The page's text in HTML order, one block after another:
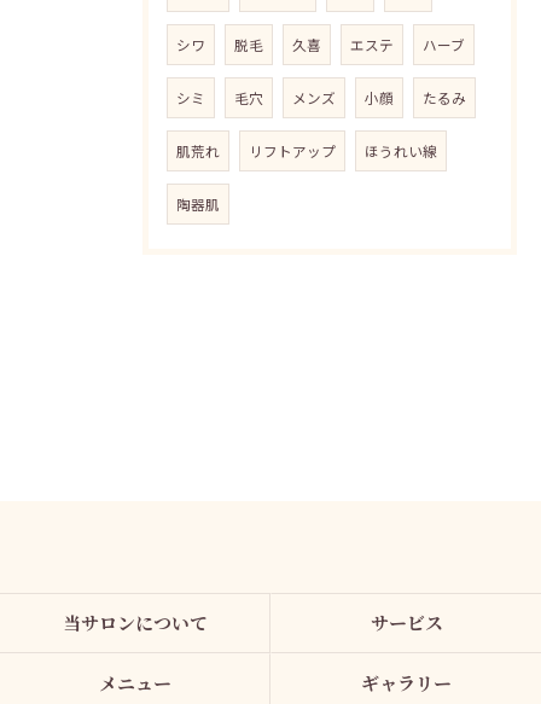
シワ 脱毛 久喜 エステ ハーブ
シミ 毛穴 メンズ 小顔 たるみ
肌荒れ リフトアップ ほうれい線
陶器肌
当サロンについて サービス
メニュー ギャラリー